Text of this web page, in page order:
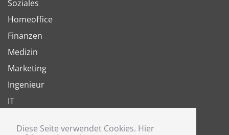
Diese Seite verwendet Cookies. Hier
Soziales
Homeoffice
Finanzen
Medizin
Marketing
Ingenieur
IT